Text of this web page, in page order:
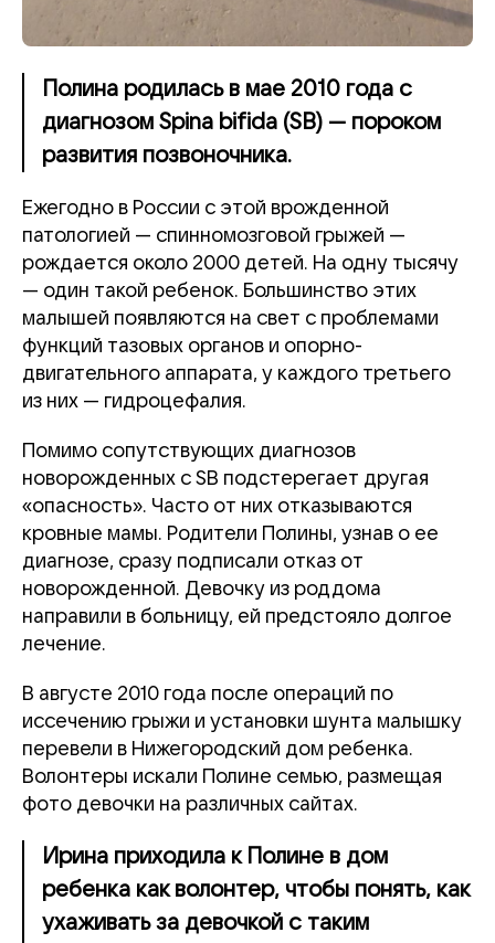
Полина родилась в мае 2010 года с
диагнозом Spina bifida (SB) — пороком
развития позвоночника.
Ежегодно в России с этой врожденной
патологией — спинномозговой грыжей —
рождается около 2000 детей. На одну тысячу
— один такой ребенок. Большинство этих
малышей появляются на свет с проблемами
функций тазовых органов и опорно-
двигательного аппарата, у каждого третьего
из них — гидроцефалия.
Помимо сопутствующих диагнозов
новорожденных с SB подстерегает другая
«опасность». Часто от них отказываются
кровные мамы. Родители Полины, узнав о ее
диагнозе, сразу подписали отказ от
новорожденной. Девочку из роддома
направили в больницу, ей предстояло долгое
лечение.
В августе 2010 года после операций по
иссечению грыжи и установки шунта малышку
перевели в Нижегородский дом ребенка.
Волонтеры искали Полине семью, размещая
фото девочки на различных сайтах.
Ирина приходила к Полине в дом
ребенка как волонтер, чтобы понять, как
ухаживать за девочкой с таким